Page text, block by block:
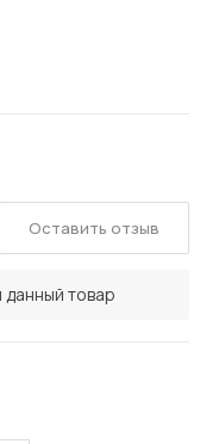
товар
Оставить отзыв